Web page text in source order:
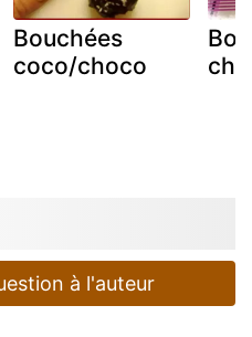
Bouchées
coco/choco
à l'auteur